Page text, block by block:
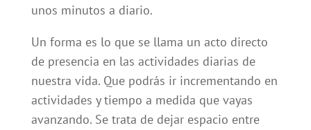
unos minutos a diario.
Un forma es lo que se llama un acto directo
de presencia en las actividades diarias de
nuestra vida. Que podrás ir incrementando en
actividades y tiempo a medida que vayas
avanzando. Se trata de dejar espacio entre